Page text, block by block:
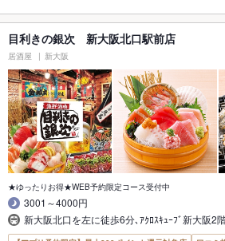
目利きの銀次 新大阪北口駅前店
居酒屋 新大阪
★ゆったりお得★WEB予約限定コース受付中
3001～4000円
新大阪北口を左に徒歩6分､ｱｸﾛｽｷｭｰﾌﾞ新大阪2